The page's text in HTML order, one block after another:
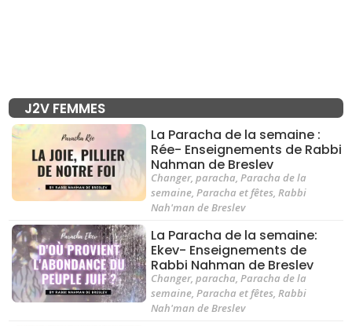
J2V FEMMES
La Paracha de la semaine :
Rée- Enseignements de Rabbi
Nahman de Breslev
Changer,paracha,Paracha de la
semaine,Paracha et fêtes,Rabbi
Nah'man de Breslev
La Paracha de la semaine:
Ekev- Enseignements de
Rabbi Nahman de Breslev
Changer,paracha,Paracha de la
semaine,Paracha et fêtes,Rabbi
Nah'man de Breslev